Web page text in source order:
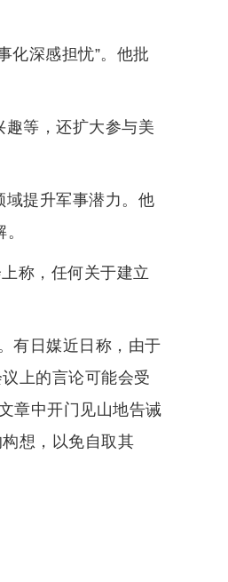
化深感担忧”。他批
等，还扩大参与美
域提升军事潜力。他
称，任何关于建立
有日媒近日称，由于
上的言论可能会受
章中开门见山地告诫
想，以免自取其